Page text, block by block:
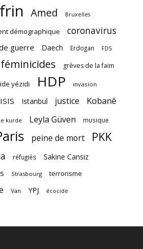
Amed Bruxelles
démographique coronavirus
guerre Daech Erdogan FDS
féminicides grèves de la faim
yézidi HDP invasion
ISIS Istanbul justice Kobanê
kurde Leyla Güven musique
peine de mort PKK
réfugiés Sakine Cansiz
Strasbourg terrorisme
Van YPJ écocide